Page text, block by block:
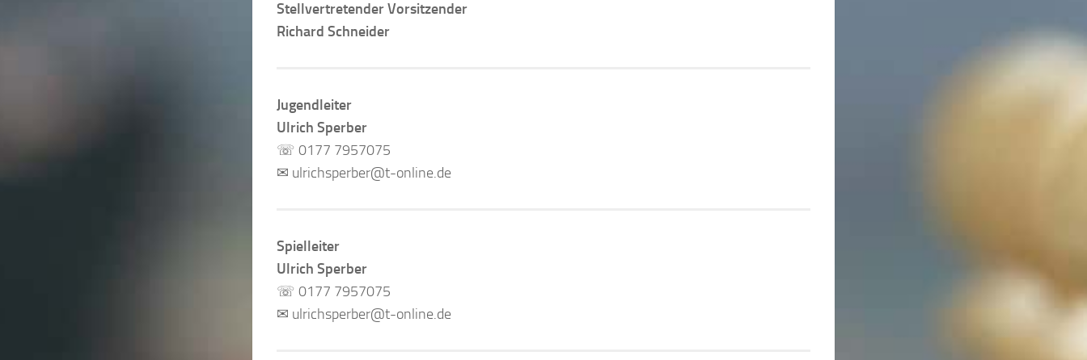
Stellvertretender Vorsitzender
Richard Schneider
Jugendleiter
Ulrich Sperber
☏ 0177 7957075
✉ ulrichsperber@t-online.de
Spielleiter
Ulrich Sperber
☏ 0177 7957075
✉ ulrichsperber@t-online.de